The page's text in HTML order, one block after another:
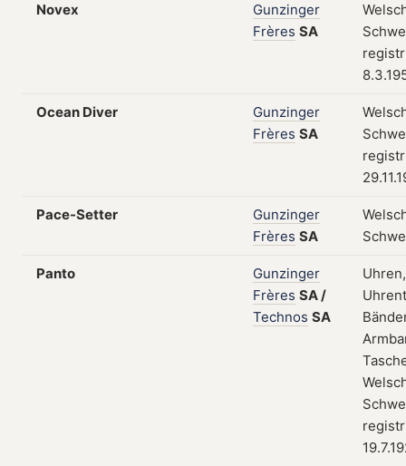
Novex
Gunzinger
Frères SA
Ocean Diver
Gunzinger
Frères SA
Pace-Setter
Gunzinger
Frères SA
Panto
Gunzinger
Frères SA/
Technos SA
Uhren,